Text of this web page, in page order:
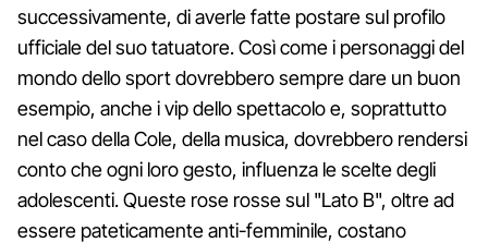
successivamente, di averle fatte postare sul profilo
ufficiale del suo tatuatore. Così come i personaggi del
mondo dello sport dovrebbero sempre dare un buon
esempio, anche i vip dello spettacolo e, soprattutto
nel caso della Cole, della musica, dovrebbero rendersi
conto che ogni loro gesto, influenza le scelte degli
adolescenti. Queste rose rosse sul "Lato B", oltre ad
essere pateticamente anti-femminile, costano